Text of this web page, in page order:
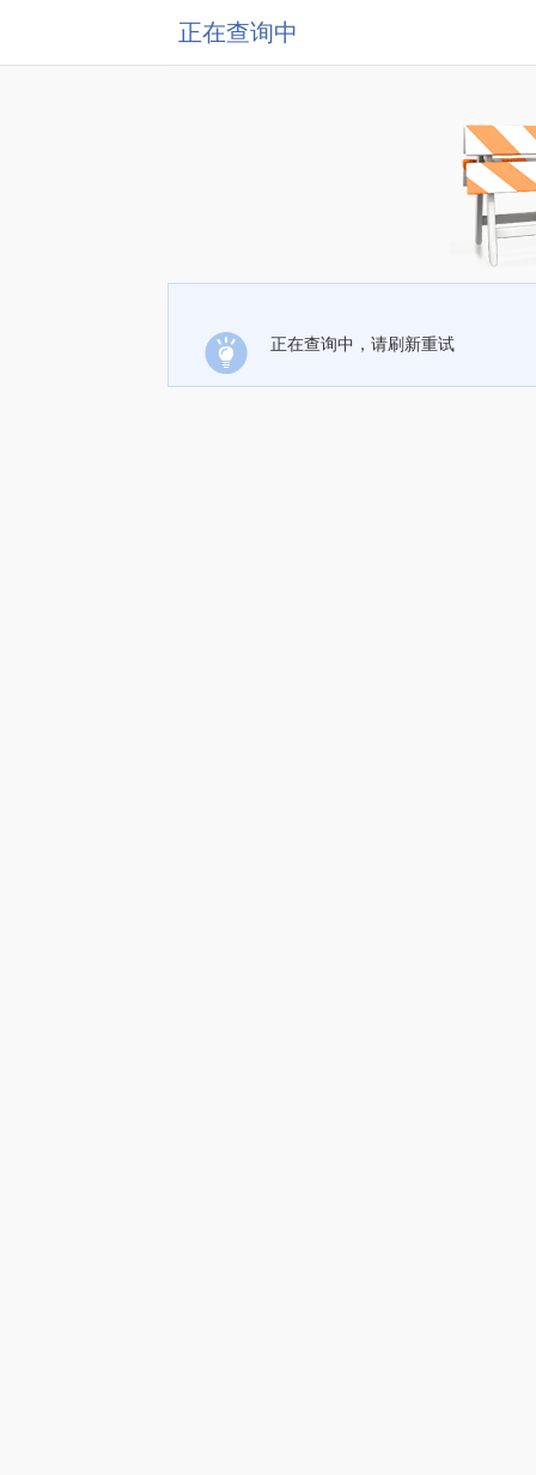
正在查询中
正在查询中，请刷新重试